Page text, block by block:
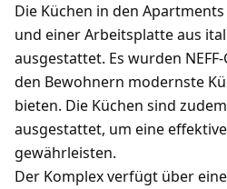
Die Küchen in den
und einer Arbeitsplatte aus
ausgestattet. Es wurden
den Bewohnern modernste
bieten. Die Küchen sind
ausgestattet, um eine
gewährleisten.
Der Komplex verfügt über